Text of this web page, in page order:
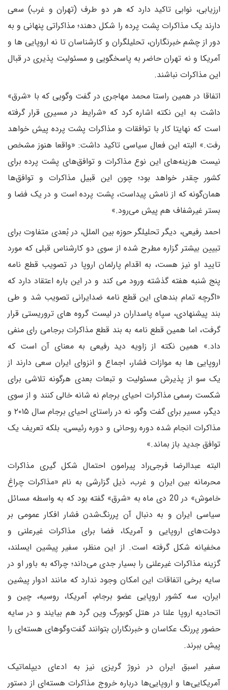
ارزیابی، نوابی تاکید دارد که هر دو طرف (تهران و غرب) سعی
دارند یک مذاکرات پشت پرده را شکل دهند؛ مذاکراتی پنهانی و به
دور از چشم خبرنگاران، تحلیلگران و کارشناسان تا نه اروپایی ها و
آمریکا و نه تهران حاضر به پاسخگویی و مسئولیت پذیری در قبال
این مذاکرات نباشند.
اتفاقا در همین راستا محمد مهاجری در گفت وگویی که با «شرق»
داشت به این نکته اشاره کرد که «شرایط در مسیری قرار گرفته
است که نهایتا کار با توافقات و مذاکرات پشت پرده پیش خواهد
رفت.» البته این فعال سیاسی تاکید داشت: «واقعا هنوز مشخص
نیست هزینه‌های این نوع مذاکرات و توافق‌های پشت پرده برای
کشور چقدر خواهد بود؛ چون این قبیل مذاکرات و توافق‌ها
همان‌گونه که از نامش پیداست، پشت پرده است و در یک فضا و
بستر غیرشفاف هم پیش می‌رود.»
احمد رفیعی، دیگر تحلیلگر حوزه بین الملل، در بُعدی متفاوت برای
تبیین بیشتر گزاره مطرح شده از سوی دو کارشناس قبلی که مورد
تایید او نیز هست، به اقدام پارلمان اروپا در تصویب قطع نامه
پنج شنبه هفته گذشته ورود می کند و در این باره اعتقاد دارد که
«اگرچه تمام بندهای این قطع نامه ضدایرانی تصویب شد و طی
بند پیشنهادی، سپاه پاسداران در لیست گروه های تروریستی قرار
گرفت، اما همین قطع نامه به بند قطع مذاکرات برجامی رای منفی
داد.» همین نکته از زاویه دید رفیعی به معنای آن است که
اروپایی ها به موازات فشار، اجماع و انزوای ایران سعی دارند از
یک سو از پذیرش مسئولیت و تبعات بعدی هرگونه تلاشی برای
شکست رسمی مذاکرات احیای برجام نه شانه خالی کنند و از سوی
دیگر، مسیر برای گفت وگو، نه در راستای احیای برجام سال ۲۰۱۵ و
مذاکرات انجام شده دوره روحانی و دوره رئیسی، بلکه تعریف یک
توافق جدید باز بماند.»
البته عبدالرضا فرجی‌راد پیرامون احتمال شکل گیری مذاکرات
محرمانه بین ایران و غرب، ذیل گزارشی به نام «مذاکرات چراغ
خاموش» در 20 دی ماه به «شرق» گفته بود که به واسطه مسائل
سیاسی ایران و به دنبال آن پررنگ‌شدن فشار افکار عمومی بر
دولت‌های اروپایی و آمریکا، فضا برای مذاکرات غیرعلنی و
مخفیانه شکل گرفته است. از این منظر، سفیر پیشین ایسلند،
گزینه مذاکرات غیرعلنی را بسیار جدی می‌داند؛ چرا‌که به باور او در
سایه برخی اتفاقات این امکان وجود ندارد که مانند ادوار پیشین
ایران، سه کشور اروپایی عضو برجام، آمریکا، روسیه، چین و
اتحادیه اروپا علنا در هتل کوبورگ وین گرد هم بیایند و در سایه
حضور پررنگ عکاسان و خبرنگاران بتوانند گفت‌وگوهای هسته‌ای را
پیش ببرند.
سفیر اسبق ایران در نروژ گریزی نیز به ادعای دیپلماتیک
آمریکایی‌ها و اروپایی‌ها درباره خروج مذاکرات هسته‌ای از دستور